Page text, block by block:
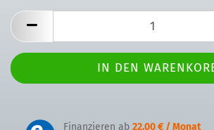
Finanzieren ab 22.00 € / Monat